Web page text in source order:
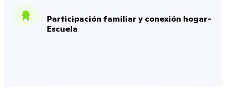
Participación familiar y conexión hogar-
Escuela